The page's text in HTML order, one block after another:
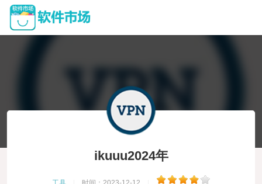
ikuuu2024年